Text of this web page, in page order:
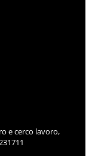
e cerco lavoro,